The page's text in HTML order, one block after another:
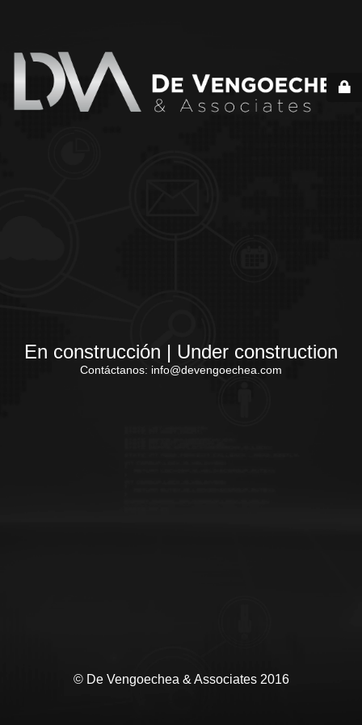
En construcción | Under construction
Contáctanos: info@devengoechea.com
© De Vengoechea & Associates 2016